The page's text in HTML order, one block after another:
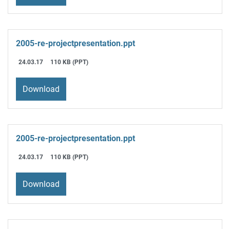
2005-re-projectpresentation.ppt
24.03.17 110 KB (PPT)
Download
2005-re-projectpresentation.ppt
24.03.17 110 KB (PPT)
Download